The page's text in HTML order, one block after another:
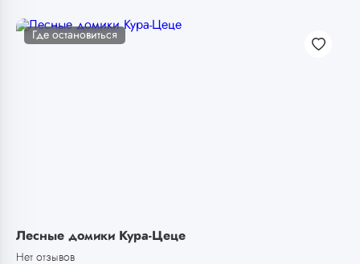
Где остановиться
Лесные домики Кура-Цеце
Нет отзывов